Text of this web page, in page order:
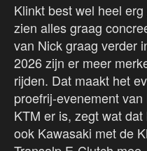
Klinkt best wel heel
zien alles graag
van Nick graag verder
2026 zijn er meer
rijden. Dat maakt het
proefrij-evenement
KTM er is, zegt wat
ook Kawasaki met de